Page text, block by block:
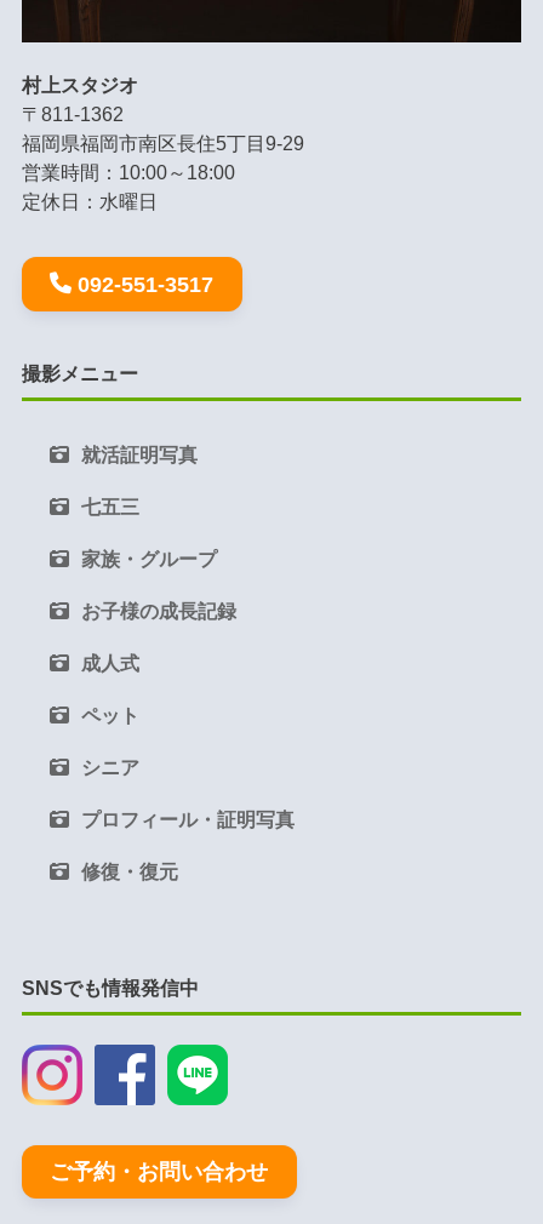
村上スタジオ
〒811-1362
福岡県福岡市南区長住5丁目9-29
営業時間：10:00～18:00
定休日：水曜日
092-551-3517
撮影メニュー
就活証明写真
七五三
家族・グループ
お子様の成長記録
成人式
ペット
シニア
プロフィール・証明写真
修復・復元
SNSでも情報発信中
ご予約・お問い合わせ